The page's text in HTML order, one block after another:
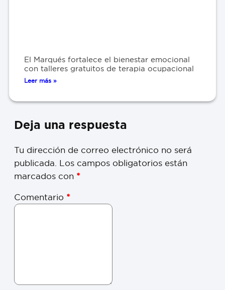
El Marqués fortalece el bienestar emocional
con talleres gratuitos de terapia ocupacional
Leer más »
Deja una respuesta
Tu dirección de correo electrónico no será
publicada. Los campos obligatorios están
marcados con *
Comentario *